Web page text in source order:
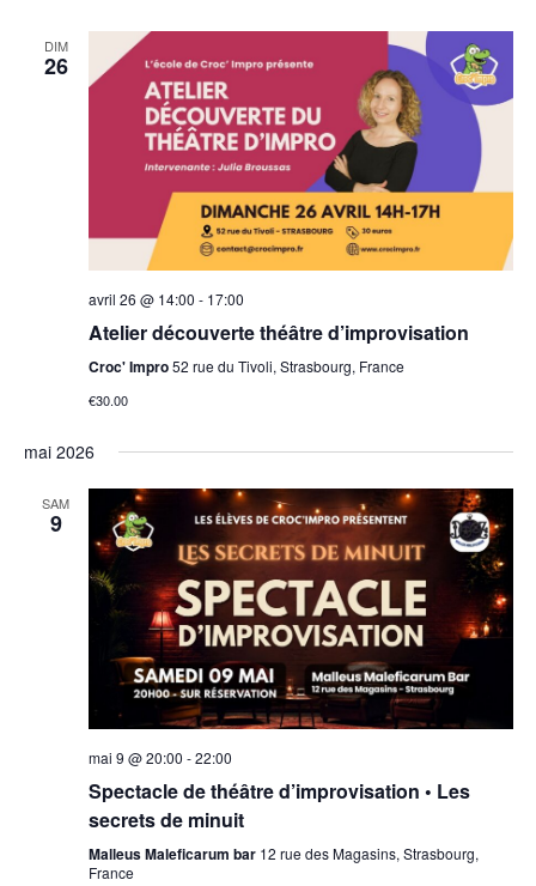
DIM
26
avril 26 @ 14:00 - 17:00
Atelier découverte théâtre d’improvisation
Croc' Impro52 rue du Tivoli, Strasbourg, France
€30.00
mai 2026
SAM
9
mai 9 @ 20:00 -22:00
Spectacle de théâtre d’improvisation • Les
secrets de minuit
Malleus Maleficarum bar 12 rue des Magasins, Strasbourg,
France